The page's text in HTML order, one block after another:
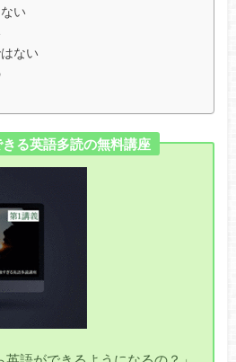
い
ない
る英語多読の無料講座